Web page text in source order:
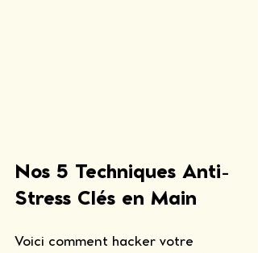
Nos 5 Techniques Anti-
Stress Clés en Main
Voici comment hacker votre